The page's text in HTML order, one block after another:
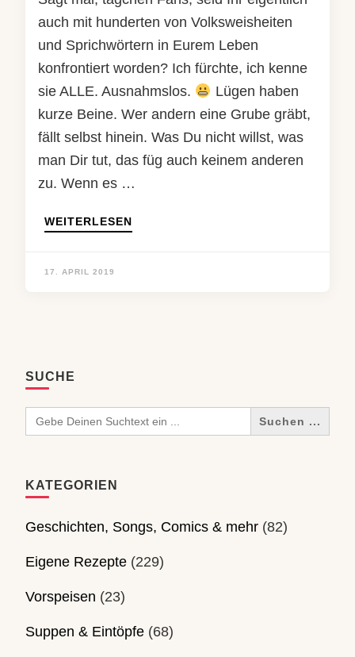
auch mit hunderten von Volksweisheiten
und Sprichwörtern in Eurem Leben
konfrontiert worden? Ich fürchte, ich kenne
sie ALLE. Ausnahmslos.
Lügen haben
kurze Beine. Wer andern eine Grube gräbt,
fällt selbst hinein. Was Du nicht willst, was
man Dir tut, das füg auch keinem anderen
zu. Wenn es …
WEITERLESEN
17. APRIL 2019
SUCHE
Search
for:
KATEGORIEN
Geschichten, Songs, Comics & mehr (82)
Eigene Rezepte (229)
Vorspeisen (23)
Suppen & Eintöpfe (68)